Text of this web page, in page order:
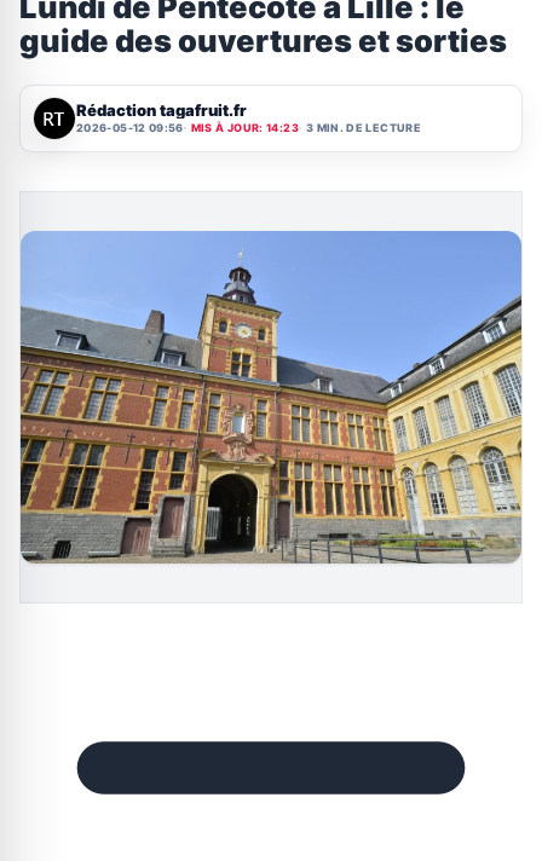
guide des ouvertures et sorties
Rédaction tagafruit.fr
2026-05-12 09:56 MIS À JOUR: 14:23 3 MIN. DE LECTURE